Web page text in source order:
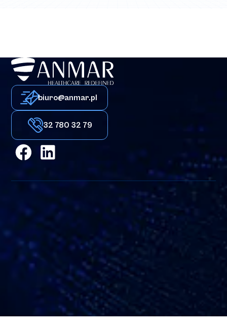
biuro@anmar.pl
32 780 32 79